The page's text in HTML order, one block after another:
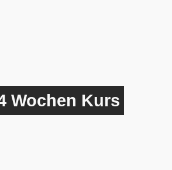
Wochen Kurs